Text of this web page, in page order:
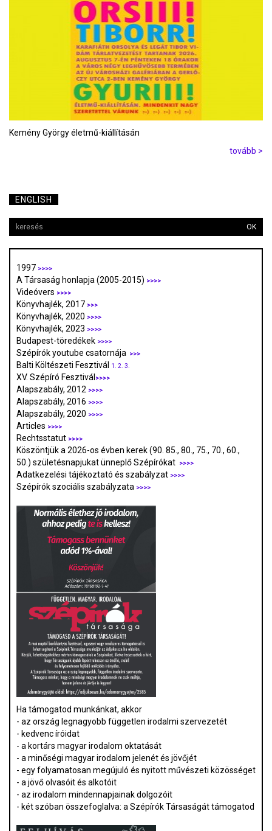
Kemény György életmű-kiállításán
tovább >
ENGLISH
OK
1997 >>>>
A Társaság honlapja (2005-2015) >>>>
Videóvers >>>>
Könyvhajlék, 2017 >>>
Könyvhajlék, 2020 >>>>
Könyvhajlék, 2023 >>>>
Budapest-töredékek >>>>
Szépírók youtube csatornája >>>
Balti Költészeti Fesztivál 1. 2. 3.
XV. Szépíró Fesztivál >>>>
Alapszabály, 2012 >>>>
Alapszabály, 2016 >>>>
Alapszabály, 2020 >>>>
Articles >>>>
Rechtsstatut >>>>
Köszöntjük a 2026-os évben kerek (90. 85., 80., 75., 70., 60.,
50.) születésnapjukat ünneplő Szépírókat
>>>>
Adatkezelési tájékoztató és szabályzat >>>>
Szépírók szociális szabályzata >>>>
Ha támogatod munkánkat, akkor
- az ország legnagyobb független irodalmi szervezetét
- kedvenc íróidat
- a kortárs magyar irodalom oktatását
- a minőségi magyar irodalom jelenét és jövőjét
- egy folyamatosan megújuló és nyitott művészeti közösséget
- a jövő olvasóit és alkotóit
- az irodalom mindennapjainak dolgozóit
- két szóban összefoglalva: a Szépírók Társaságát támogatod